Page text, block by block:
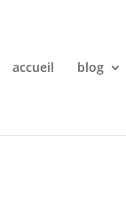
accueil blog